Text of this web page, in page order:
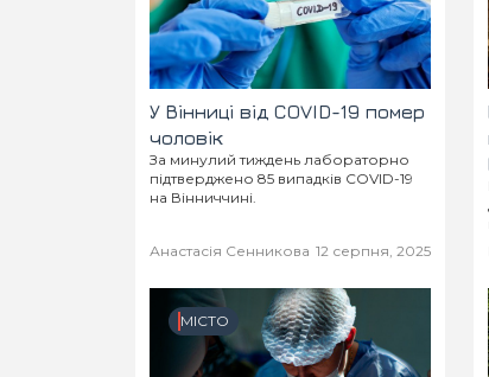
У Вінниці від COVID-19 помер
чоловік
За минулий тиждень лабораторно
підтверджено 85 випадків COVID-19
на Вінниччині.
Анастасія Сенникова 12 серпня, 2025
МІСТО